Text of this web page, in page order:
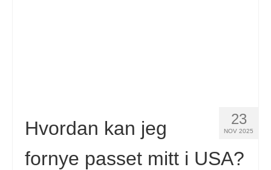
23
NOV 2025
Hvordan kan jeg
fornye passet mitt i USA?